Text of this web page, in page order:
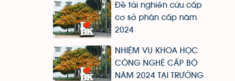
Đề tài nghiên cứu cấp
cơ sở phân cấp năm
2024
NHIỆM VỤ KHOA HỌC
CÔNG NGHỆ CẤP BỘ
NĂM 2024 TẠI TRƯỜNG